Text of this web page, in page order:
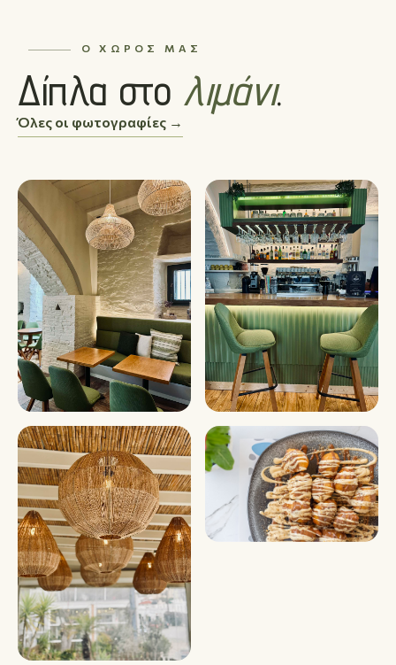
Ο ΧΏΡΟΣ ΜΑΣ
Δίπλα στο λιμάνι.
Όλες οι φωτογραφίες →